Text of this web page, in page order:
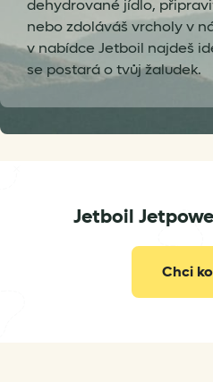
dehydrované jídlo,
nebo zdoláváš vrcholy v
v nabídce Jetboil najdeš
se postará o tvůj žaludek.
Jetboil
Chci